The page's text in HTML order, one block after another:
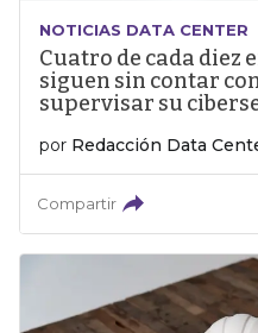
NOTICIAS DATA CENTER
Cuatro de cada diez
siguen sin contar
supervisar su
por Redacción Data
Compartir